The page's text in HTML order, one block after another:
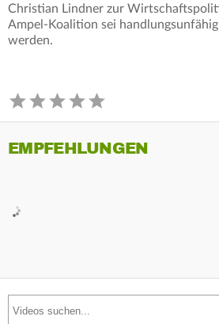
Christian Lindner zur
Ampel-Koalition sei
werden.
EMPFEHLUNGEN